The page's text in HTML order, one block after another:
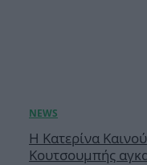
Η Κατερίνα
Κουτσουμπής